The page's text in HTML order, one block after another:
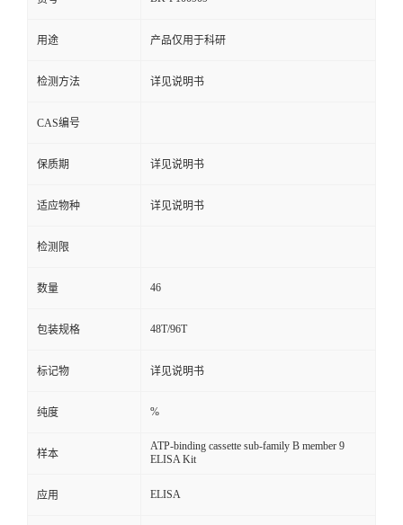
用途 产品仅用于科研
检测方法 详见说明书
CAS编号
保质期 详见说明书
适应物种 详见说明书
检测限
数量 46
包装规格 48T/96T
标记物 详见说明书
纯度 %
样本
ATP-binding cassette sub-family B member 9
ELISA Kit
应用 ELISA